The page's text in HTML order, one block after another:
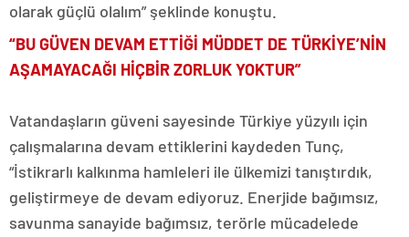
olarak güçlü olalım” şeklinde konuştu.
“BU GÜVEN DEVAM ETTİĞİ MÜDDET DE TÜRKİYE’NİN
AŞAMAYACAĞI HİÇBİR ZORLUK YOKTUR”
Vatandaşların güveni sayesinde Türkiye yüzyılı için
çalışmalarına devam ettiklerini kaydeden Tunç,
“İstikrarlı kalkınma hamleleri ile ülkemizi tanıştırdık,
geliştirmeye de devam ediyoruz. Enerjide bağımsız,
savunma sanayide bağımsız, terörle mücadelede